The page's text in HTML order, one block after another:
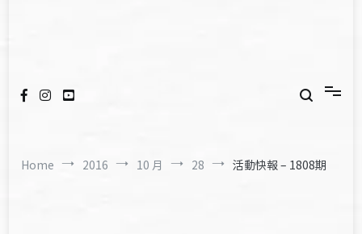
Home 2016 10 月 28 活動快報 – 1808期